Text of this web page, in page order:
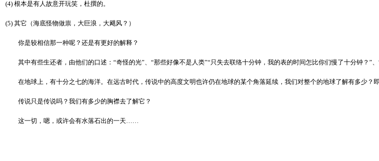
(4) 根本是有人故意开玩笑，杜撰的。
(5) 其它（海底怪物做祟，大巨浪，大飓风？）
你是较相信那一种呢？还是有更好的解释？
其中有些生还者，由他们的口述：“奇怪的光”、“那些好像不是人类”“只失去联络十分钟，我的表的时间怎比你们慢了十分钟？”
在地球上，有十分之七的海洋。在远古时代，传说中的高度文明也许仍在地球的某个角落延续，我们对整个的地球了解有多少？即
传说只是传说吗？我们有多少的胸襟去了解它？
这一切，嗯，或许会有水落石出的一天……